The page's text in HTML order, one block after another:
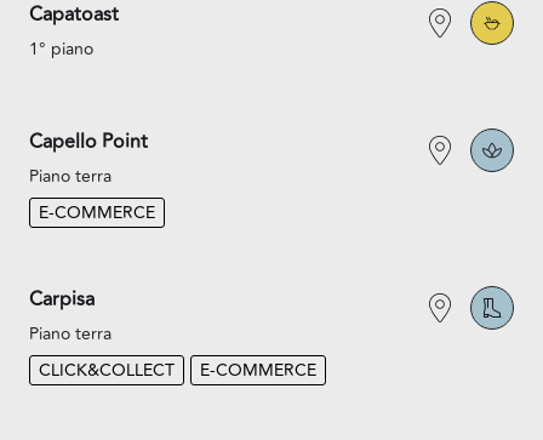
Capatoast
1° piano
Capello Point
Piano terra
E-COMMERCE
Carpisa
Piano terra
CLICK&COLLECT
E-COMMERCE